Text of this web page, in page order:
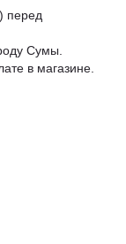
перед
Сумы.
в магазине.